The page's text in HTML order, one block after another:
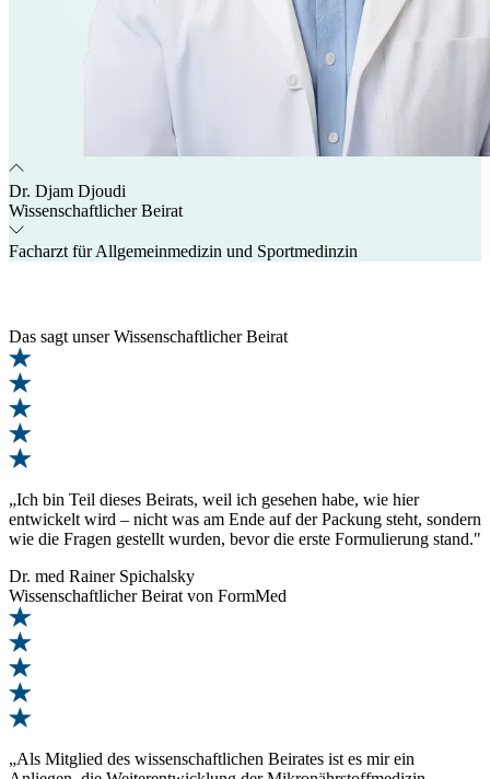
Dr. Djam Djoudi
Wissenschaftlicher Beirat
Facharzt für Allgemeinmedizin und Sportmedinzin
Das sagt unser Wissenschaftlicher Beirat
„Ich bin Teil dieses Beirats, weil ich gesehen habe, wie hier
entwickelt wird – nicht was am Ende auf der Packung steht, sondern
wie die Fragen gestellt wurden, bevor die erste Formulierung stand."
Dr. med Rainer Spichalsky
Wissenschaftlicher Beirat von FormMed
„Als Mitglied des wissenschaftlichen Beirates ist es mir ein